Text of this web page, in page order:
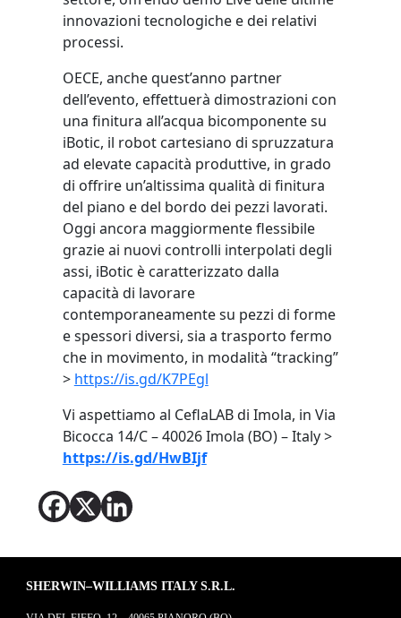
innovazioni tecnologiche e dei relativi
processi.
OECE, anche quest’anno partner
dell’evento, effettuerà dimostrazioni con
una finitura all’acqua bicomponente su
iBotic, il robot cartesiano di spruzzatura
ad elevate capacità produttive, in grado
di offrire un’altissima qualità di finitura
del piano e del bordo dei pezzi lavorati.
Oggi ancora maggiormente flessibile
grazie ai nuovi controlli interpolati degli
assi, iBotic è caratterizzato dalla
capacità di lavorare
contemporaneamente su pezzi di forme
e spessori diversi, sia a trasporto fermo
che in movimento, in modalità “tracking”
> https://is.gd/K7PEgl
Vi aspettiamo al CeflaLAB di Imola, in Via
Bicocca 14/C – 40026 Imola (BO) – Italy >
https://is.gd/HwBIjf
SHERWIN–WILLIAMS ITALY S.R.L.